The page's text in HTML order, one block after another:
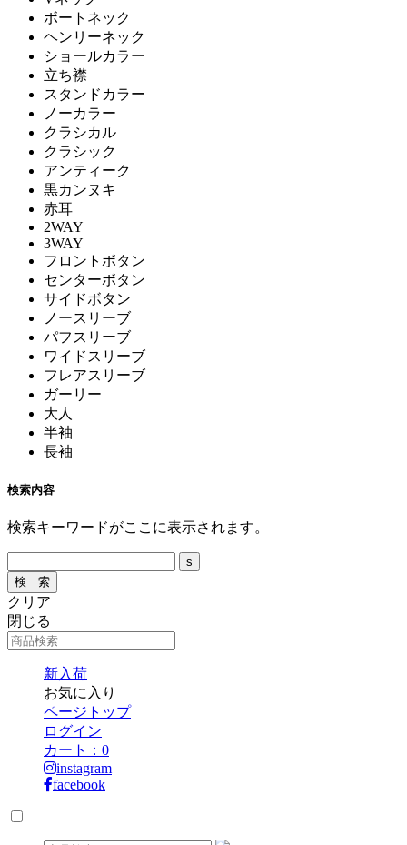
ボートネック
ヘンリーネック
ショールカラー
立ち襟
スタンドカラー
ノーカラー
クラシカル
クラシック
アンティーク
黒カンヌキ
赤耳
2WAY
3WAY
フロントボタン
センターボタン
サイドボタン
ノースリーブ
パフスリーブ
ワイドスリーブ
フレアスリーブ
ガーリー
大人
半袖
長袖
検索内容
検索キーワードがここに表示されます。
クリア
閉じる
新入荷
お気に入り
ページトップ
ログイン
カート： 0
instagram
facebook